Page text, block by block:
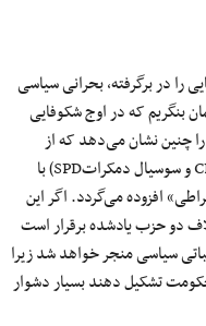
را در برگرفته، بحرانی سیاسی
بنگریم که در اوج شکوفایی
چنین نشان می‌دهد که از
میزان رأی احزاب میانی (دمکرات مسیحی CDU و سوسیال دمکراتSPD) با
افزوده می‌گردد. اگر این
دو حزب یادشده برقرار است
سیاسی منجر خواهد شد زیرا
حکومت تشکیل دهند بسیار دشوار